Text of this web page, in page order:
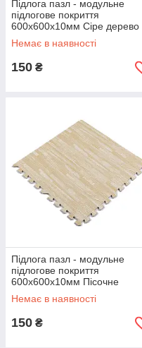
Підлога пазл - модульне
підлогове покриття
600x600x10мм Сіре дерево
(МР9) SW-00000209
Немає в наявності
150 ₴
Підлога пазл - модульне
підлогове покриття
600x600x10мм Пісочне
дерево (МР14) SW-00000648
Немає в наявності
150 ₴